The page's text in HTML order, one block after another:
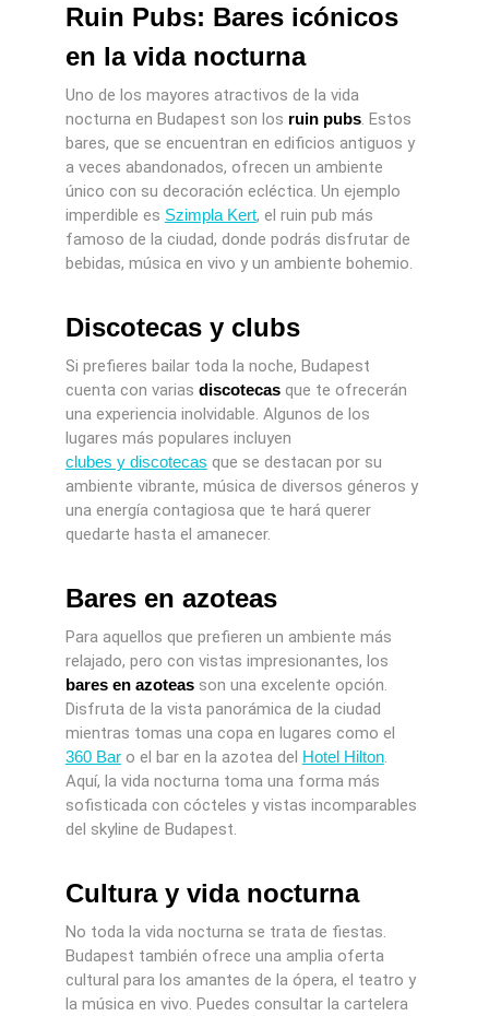
Ruin Pubs: Bares icónicos
en la vida nocturna
Uno de los mayores atractivos de la vida
nocturna en Budapest son los ruin pubs. Estos
bares, que se encuentran en edificios antiguos y
a veces abandonados, ofrecen un ambiente
único con su decoración ecléctica. Un ejemplo
imperdible es Szimpla Kert, el ruin pub más
famoso de la ciudad, donde podrás disfrutar de
bebidas, música en vivo y un ambiente bohemio.
Discotecas y clubs
Si prefieres bailar toda la noche, Budapest
cuenta con varias discotecasque te ofrecerán
una experiencia inolvidable. Algunos de los
lugares más populares incluyen
clubes y discotecas que se destacan por su
ambiente vibrante, música de diversos géneros y
una energía contagiosa que te hará querer
quedarte hasta el amanecer.
Bares en azoteas
Para aquellos que prefieren un ambiente más
relajado, pero con vistas impresionantes, los
bares en azoteasson una excelente opción.
Disfruta de la vista panorámica de la ciudad
mientras tomas una copa en lugares como el
360 Baro el bar en la azotea del Hotel Hilton.
Aquí, la vida nocturna toma una forma más
sofisticada con cócteles y vistas incomparables
del skyline de Budapest.
Cultura y vida nocturna
No toda la vida nocturna se trata de fiestas.
Budapest también ofrece una amplia oferta
cultural para los amantes de la ópera, el teatro y
la música en vivo. Puedes consultar la cartelera